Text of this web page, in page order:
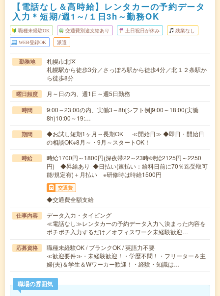
【電話なし＆高時給】レンタカーの予約データ
入力＊短期/週1～/１日3h～勤務OK
職種未経験OK 交通費別途支給あり 土日祝日が休み 残業なし
WEB登録OK 派遣
勤務地
札幌市北区
札幌駅から徒歩3分／さっぽろ駅から徒歩4分／北１２条駅か
ら徒歩8分
曜日頻度 月～日の内、週1日～週5日勤務
時間
9:00～23:00の内、実働3～8h[シフト例]9:00～18:00(実働
8h)10:00～19:…
期間
◆お試し短期1ヶ月～長期OK ≪開始日≫ ◆即日・開始日
の相談OK※8月～・9月～スタートOK！
時給
時給1700円～1800円(深夜帯22～23時/時給2125円～2250
円) ◆昇給あり ◆日払い(速払い：給料日前に70％迄受取可
能/規定有)＋月払い ※研修時は時給1500円
交通費
◆交通費全額支給
仕事内容
データ入力・タイピング
≪電話なし≫レンタカーの予約データ入力＼決まった内容を
ポチポチ入力するだけ／オフィスワーク未経験歓迎…
応募資格
職種未経験OK / ブランクOK / 英語力不要
≪歓迎要件≫・未経験歓迎！・学歴不問！・フリーター＆主
婦(夫)＆学生＆Wワーカー歓迎！・経験・知識は…
職場の雰囲気